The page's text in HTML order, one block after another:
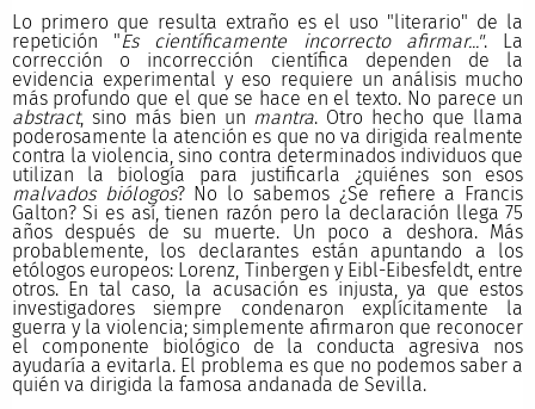
Lo primero que resulta extraño es el uso "literario" de la
repetición "Es científicamente incorrecto afirmar...". La
corrección o incorrección científica dependen de la
evidencia experimental y eso requiere un análisis mucho
más profundo que el que se hace en el texto. No parece un
abstract, sino más bien un mantra. Otro hecho que llama
poderosamente la atención es que no va dirigida realmente
contra la violencia, sino contra determinados individuos que
utilizan la biología para justificarla ¿quiénes son esos
malvados biólogos? No lo sabemos ¿Se refiere a Francis
Galton? Si es así, tienen razón pero la declaración llega 75
años después de su muerte. Un poco a deshora. Más
probablemente, los declarantes están apuntando a los
etólogos europeos: Lorenz, Tinbergen y Eibl-Eibesfeldt, entre
otros. En tal caso, la acusación es injusta, ya que estos
investigadores siempre condenaron explícitamente la
guerra y la violencia; simplemente afirmaron que reconocer
el componente biológico de la conducta agresiva nos
ayudaría a evitarla. El problema es que no podemos saber a
quién va dirigida la famosa andanada de Sevilla.